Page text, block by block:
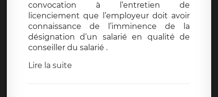
convocation à l’entretien de
licenciement que l’employeur doit avoir
connaissance de l’imminence de la
désignation d’un salarié en qualité de
conseiller du salarié .
Lire la suite